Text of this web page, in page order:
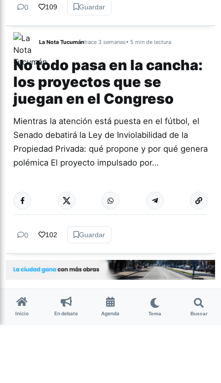
0 109 Guardar
La Nota Tucumánhace 3 semanas• 5 min de lectura
No todo pasa en la cancha:
los proyectos que se
juegan en el Congreso
Mientras la atención está puesta en el fútbol, el
Senado debatirá la Ley de Inviolabilidad de la
Propiedad Privada: qué propone y por qué genera
polémica El proyecto impulsado por…
ACTUALIDAD Más
0 102 Guardar
Inicio En debate Agenda Tema Buscar